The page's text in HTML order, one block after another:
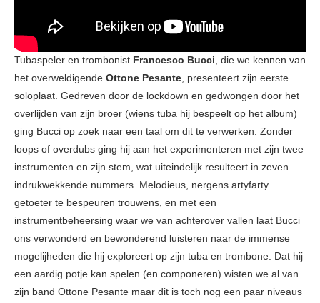
Tubaspeler en trombonist Francesco Bucci, die we kennen van
het overweldigende Ottone Pesante, presenteert zijn eerste
soloplaat. Gedreven door de lockdown en gedwongen door het
overlijden van zijn broer (wiens tuba hij bespeelt op het album)
ging Bucci op zoek naar een taal om dit te verwerken. Zonder
loops of overdubs ging hij aan het experimenteren met zijn twee
instrumenten en zijn stem, wat uiteindelijk resulteert in zeven
indrukwekkende nummers. Melodieus, nergens artyfarty
getoeter te bespeuren trouwens, en met een
instrumentbeheersing waar we van achterover vallen laat Bucci
ons verwonderd en bewonderend luisteren naar de immense
mogelijheden die hij exploreert op zijn tuba en trombone. Dat hij
een aardig potje kan spelen (en componeren) wisten we al van
zijn band Ottone Pesante maar dit is toch nog een paar niveaus